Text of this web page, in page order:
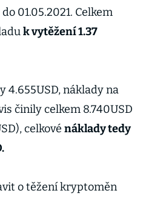
01.05.2021. Celkem
k vytěžení 1.37
4.655USD, náklady na
činily celkem 8.740USD
celkové náklady tedy
o těžení kryptoměn